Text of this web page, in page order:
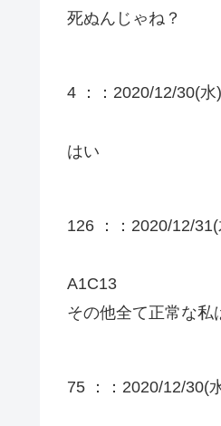
死ぬんじゃね？
4 ： ：2020/12/30(
はい
126 ： ：2020/12/
A1C13
その他全て正常な私
75 ： ：2020/12/30(